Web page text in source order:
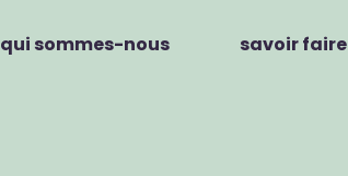
qui sommes-nous savoir faire